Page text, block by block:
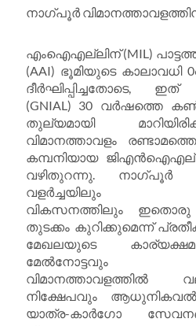
നാഗ്പൂർ
എംഐഎല്ലിന് (MIL)
(AAI) ഭൂമിയുടെ കാലാവധി
ദീർഘിപ്പിച്ചതോടെ,
(GNIAL) 30 വർഷത്തെ
തുല്യമായി
വിമാനത്താവളം
കമ്പനിയായ
വഴിതുറന്നു. നാഗ്പൂർ
വളർച്ചയിലും
വികസനത്തിലും
തുടക്കം കുറിക്കുമെന്ന്
മേഖലയുടെ
മേൽനോട്ടവും
വിമാനത്താവളത്തിൽ
നിക്ഷേപവും
യാത്ര-കാർഗോ